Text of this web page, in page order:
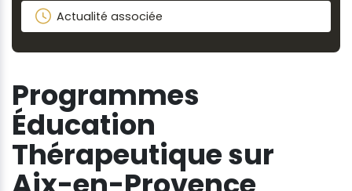
Actualité associée
Programmes
Éducation
Thérapeutique sur